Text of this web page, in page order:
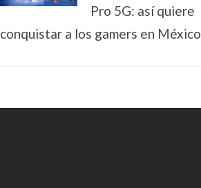
Pro 5G: así quiere
conquistar a los gamers en México